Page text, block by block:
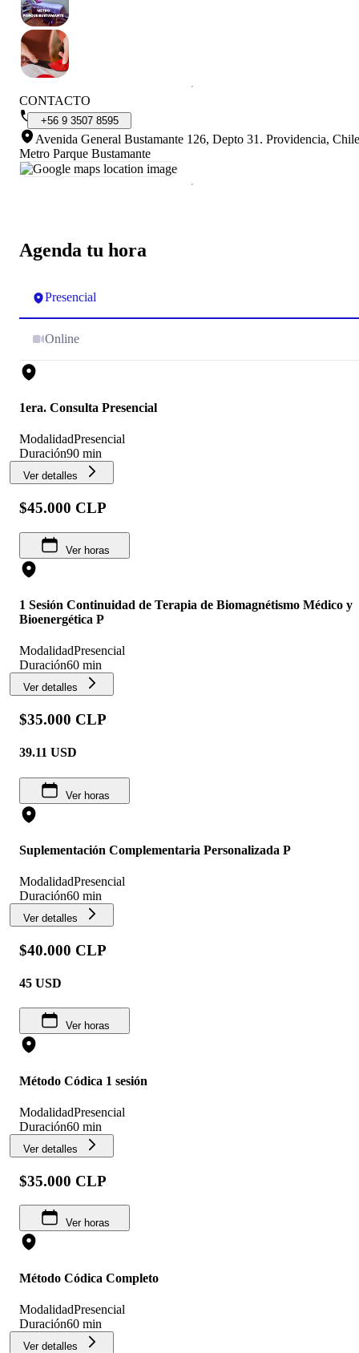
Agenda tu hora
Presencial
Online
1era. Consulta Presencial
ModalidadPresencial
Duración90 min
Ver detalles
$45.000 CLP
Ver horas
1 Sesión Continuidad de Terapia de Biomagnétismo Médico y
Bioenergética P
ModalidadPresencial
Duración60 min
Ver detalles
$35.000 CLP
39.11 USD
Ver horas
Suplementación Complementaria Personalizada P
ModalidadPresencial
Duración60 min
Ver detalles
$40.000 CLP
45 USD
Ver horas
Método Códica 1 sesión
ModalidadPresencial
Duración60 min
Ver detalles
$35.000 CLP
Ver horas
Método Códica Completo
ModalidadPresencial
Duración60 min
Ver detalles
CONTACTO
+56 9 3507 8595
Avenida General Bustamante 126, Depto 31. Providencia, Chile
Metro Parque Bustamante